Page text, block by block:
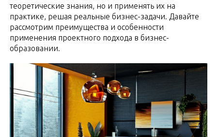
теоретические знания, но и применять их на
практике, решая реальные бизнес-задачи. Давайте
рассмотрим преимущества и особенности
применения проектного подхода в бизнес-
образовании.